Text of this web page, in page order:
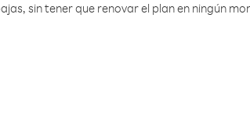
sin tener que renovar el plan en ningún